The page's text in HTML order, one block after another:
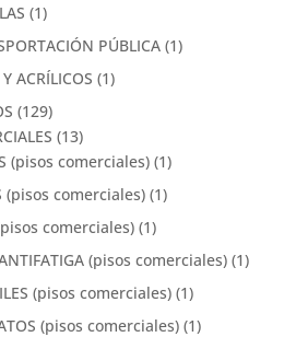
(1)
PÚBLICA (1)
ACRÍLICOS (1)
(129)
(13)
(pisos comerciales) (1)
(pisos comerciales) (1)
comerciales) (1)
(pisos comerciales) (1)
(pisos comerciales) (1)
(pisos comerciales) (1)